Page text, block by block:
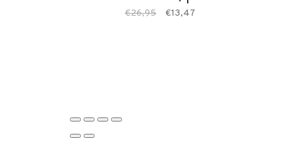
€26,95 €13,47